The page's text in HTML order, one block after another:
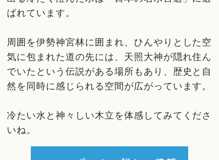
ばれています。
周囲を伊勢神宮林に囲まれ、ひんやりとした空
気に包まれた道の先には、天照大神が隠れ住ん
でいたという伝説がある場所もあり、歴史と自
然を同時に感じられる空間が広がっています。
冷たい水と神々しい木立を体感してみてくださ
いね。